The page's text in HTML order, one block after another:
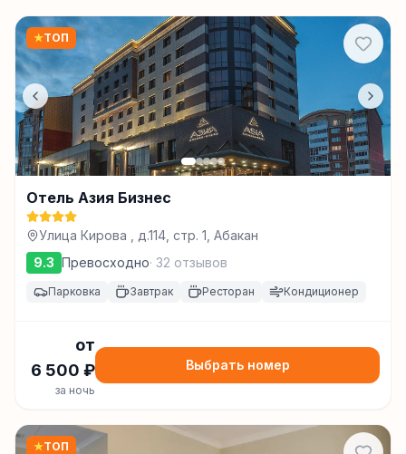
★ТОП
Отель Азия Бизнес
Улица Кирова , д.114, стр. 1, Абакан
9.3 Превосходно· 32 отзывов
Парковка Завтрак Ресторан Кондиционер
от
6 500 ₽
за ночь
Выбрать номер
★ТОП